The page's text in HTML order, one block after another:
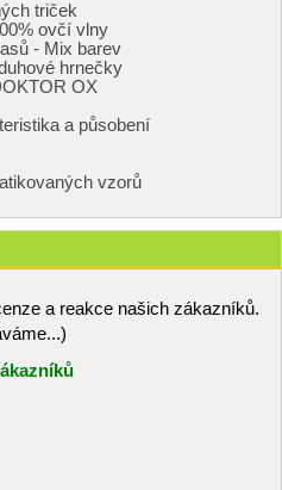
triček
ovčí vlny
- Mix barev
hrnečky
OX
a působení
vzorů
a reakce našich zákazníků.